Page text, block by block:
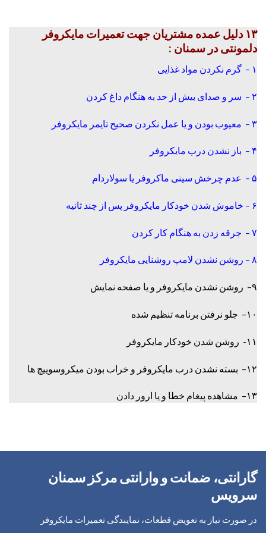
۱۳ دلیل عمده مشتریان جهت تعمیرات مایکروفر
دلمونتی در سمنان :
۱ – گرم نکردن مواد غذایی
۲ – سر و صدای بیش از حد به هنگام داغ کردن
۳ – معیوب بودن و یا عمل نکردن صحیح تایمر مایکروفر
۴ – باز نشدن درب مایکروفر
۵ – عدم چرخش سینی ماکروفر یا سولاردام
۶ – خاموش شدن خودکار مایکروفر پس از چند ثانیه
۷ – جرقه زدن به هنگام کار کردن
۸ – روشن نشدن لامپ روشنایی مایکروفر
۹– روشن نشدن مایکروفر و یا صفحه نمایش
۱۰– جلو نرفتن برنامه تنظیم شده
۱۱- روشن شدن خودکار مایکروفر
۱۲– بسته نشدن درب مایکروفر و خراب بودن میکروسوییچ ها
۱۳– مشاهده پیغام خطا و یا ارور دادن
گارانتی، ضمانت و وارانتی مرکز سمنان
سرویس
در صورت نیاز به تعویض قطعات، نمایندگی تعمیرات مایکروفر